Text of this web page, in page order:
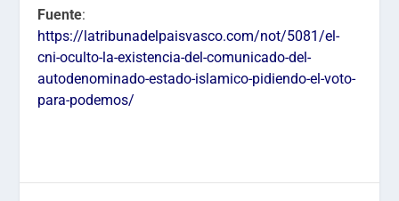
Fuente:
https://latribunadelpaisvasco.com/not/5081/el-
cni-oculto-la-existencia-del-comunicado-del-
autodenominado-estado-islamico-pidiendo-el-voto-
para-podemos/